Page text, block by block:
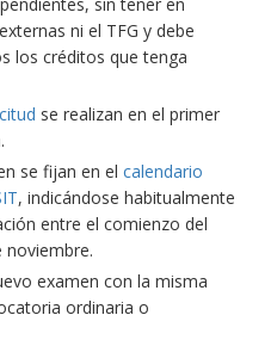
ni el TFG y debe
los créditos que tenga
se realizan en el primer
se fijan en el calendario
, indicándose habitualmente
entre el comienzo del
noviembre.
examen con la misma
ordinaria o